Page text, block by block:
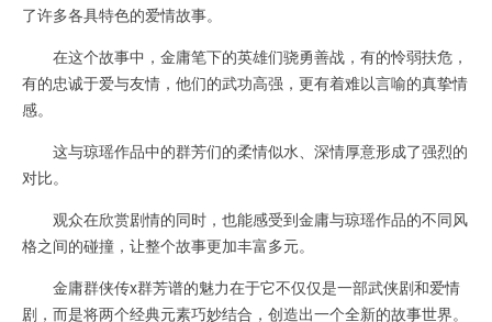
了许多各具特色的爱情故事。
在这个故事中，金庸笔下的英雄们骁勇善战，有的怜弱扶危，
有的忠诚于爱与友情，他们的武功高强，更有着难以言喻的真挚情
感。
这与琼瑶作品中的群芳们的柔情似水、深情厚意形成了强烈的
对比。
观众在欣赏剧情的同时，也能感受到金庸与琼瑶作品的不同风
格之间的碰撞，让整个故事更加丰富多元。
金庸群侠传x群芳谱的魅力在于它不仅仅是一部武侠剧和爱情
剧，而是将两个经典元素巧妙结合，创造出一个全新的故事世界。